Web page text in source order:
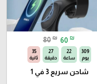
80 ₪ 60 ₪
309
يوم
22
ساعة
27
دقيقة
34
ثانية
شاحن سريع 3 في 1